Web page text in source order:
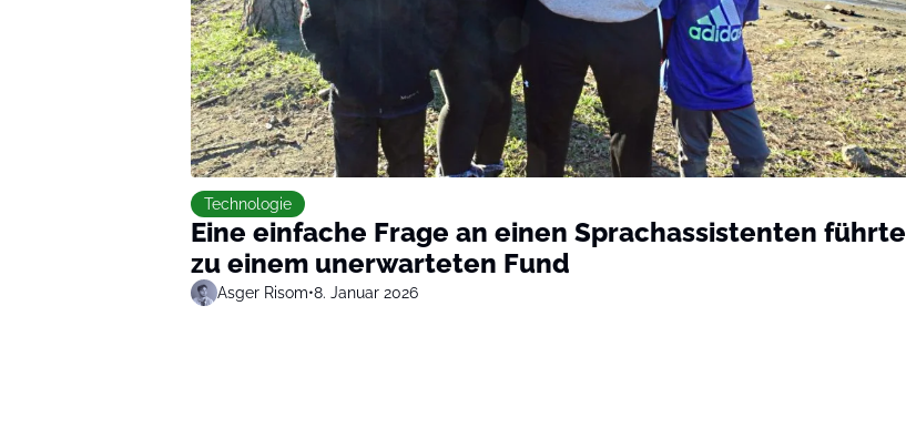
Technologie
Eine einfache Frage an einen Sprachassistenten führte
zu einem unerwarteten Fund
Asger Risom•8. Januar 2026